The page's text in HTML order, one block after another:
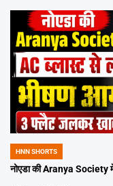
POSTED
IN
HNN SHORTS
नोएडा की Aranya Society